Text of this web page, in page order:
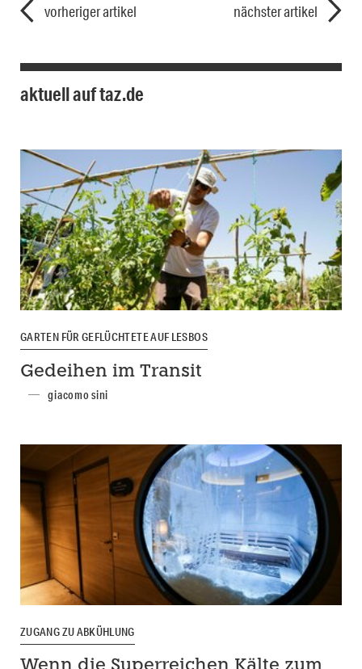
vorheriger artikel nächster artikel
aktuell auf taz.de
GARTEN FÜR GEFLÜCHTETE AUF LESBOS
Gedeihen im Transit
giacomo sini
ZUGANG ZU ABKÜHLUNG